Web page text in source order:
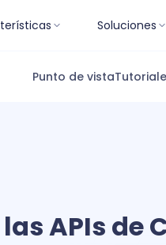
Soluciones
Punto de vista
APIs de